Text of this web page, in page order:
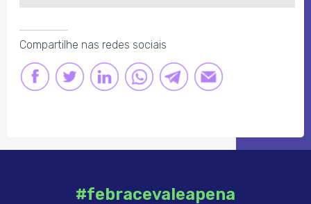
Compartilhe nas redes sociais
FACEBOOK
LINK
TWITTER
LINK
LINKEDIN
LINK
#febracevaleapena